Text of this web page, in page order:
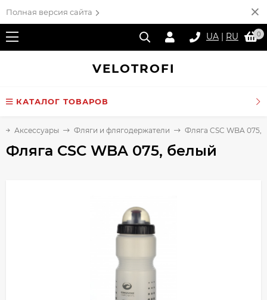
Полная версия сайта
UA | RU 0
VELOTROFI
КАТАЛОГ ТОВАРОВ
Аксессуары Фляги и флягодержатели Фляга CSC WBA 075,
Фляга CSC WBA 075, белый